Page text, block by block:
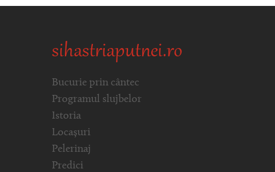
sihastriaputnei.ro
Bucurie prin cântec
Programul slujbelor
Istoria
Locașuri
Pelerinaj
Predici